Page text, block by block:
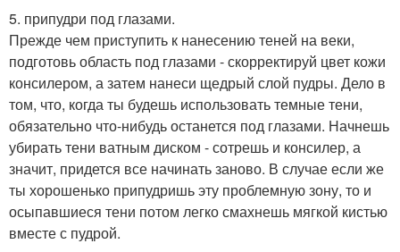
5. припудри под глазами.
Прежде чем приступить к нанесению теней на веки,
подготовь область под глазами - скорректируй цвет кожи
консилером, а затем нанеси щедрый слой пудры. Дело в
том, что, когда ты будешь использовать темные тени,
обязательно что-нибудь останется под глазами. Начнешь
убирать тени ватным диском - сотрешь и консилер, а
значит, придется все начинать заново. В случае если же
ты хорошенько припудришь эту проблемную зону, то и
осыпавшиеся тени потом легко смахнешь мягкой кистью
вместе с пудрой.